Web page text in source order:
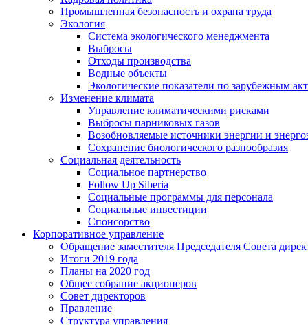
Промышленная безопасность и охрана труда
Экология
Система экологического менеджмента
Выбросы
Отходы производства
Водные объекты
Экологические показатели по зарубежным
Изменение климата
Управление климатическими рисками
Выбросы парниковых газов
Возобновляемые источники энергии и
Сохранение биологического разнообразия
Социальная деятельность
Социальное партнерство
Follow Up Siberia
Социальные программы для персонала
Социальные инвестиции
Спонсорство
Корпоративное управление
Обращение заместителя Председателя Совета
Итоги 2019 года
Планы на 2020 год
Общее собрание акционеров
Совет директоров
Правление
Структура управления